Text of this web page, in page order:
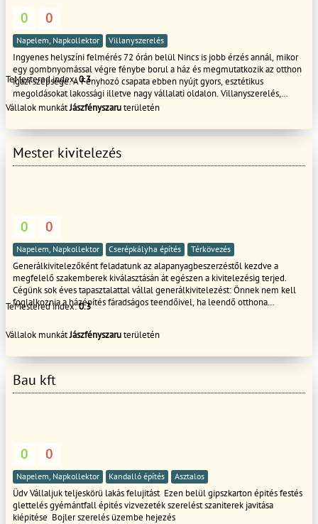
0 0
Napelem, Napkollektor Villanyszerelés
Ingyenes helyszíni felmérés 72 órán belül Nincs is jobb érzés annál, mikor
egy gombnyomással végre fénybe borul a ház és megmutatkozik az otthon
igazi szépsége. A Fényhozó csapata ebben nyújt gyors, esztétikus
megoldásokat lakossági illetve nagy vállalati oldalon. Villanyszerelés,
napelem - és biztonságtechnikai rendszerek kialakítása, karbantartása
TeMestered index:0.3
Vállalok munkátJászfényszaruterületén
Mester kivitelezés
0 0
Napelem, Napkollektor Cserépkályha építés Térkövezés
Generálkivitelezőként feladatunk az alapanyagbeszerzéstől kezdve a
megfelelő szakemberek kiválasztásán át egészen a kivitelezésig terjed.
Cégünk sok éves tapasztalattal vállal generálkivitelezést: Önnek nem kell
foglalkoznia a házépítés fáradságos teendőivel, ha leendő otthona
TeMestered index:0.3
Vállalok munkátJászfényszaruterületén
Bau kft
0 0
Napelem, Napkollektor Kandalló építés Asztalos
Üdv Vállaljuk teljeskörü lakás felujitást Ezen belül gipszkarton épités festés
glettelés gyémántfall épités vizvezeték szerelést szaniterek javitása
kiépitése Bojler szerelés üzembe hejezés